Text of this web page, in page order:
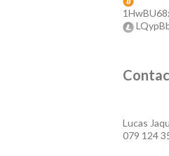
Lucas
079 124